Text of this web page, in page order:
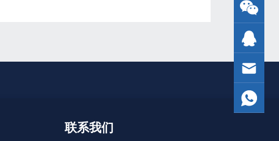
联系我们